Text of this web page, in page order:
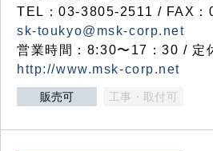
TEL：03-3805-2511 / FAX
sk-toukyo@msk-corp.net
営業時間：8:30〜17：30 / 定
http://www.msk-corp.net
販売可 工事・取付可